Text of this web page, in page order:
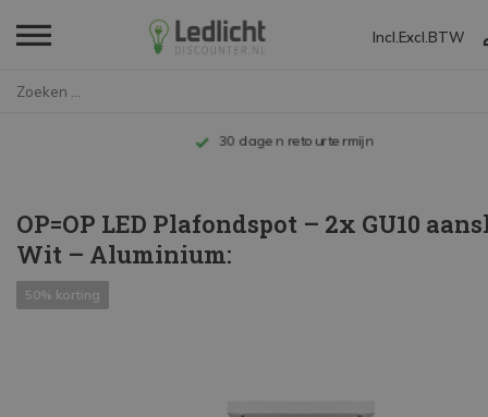
Incl. Excl. BTW
Tot 10 jaar garantie
OP=OP LED Plafondspot – 2x GU10
Wit – Aluminium:
50% korting